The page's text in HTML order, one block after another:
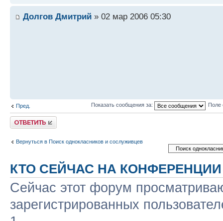
Долгов Дмитрий » 02 мар 2006 05:30
Пред. Показать сообщения за: Поле
Ответить
Вернуться в Поиск однокласников и сослуживцев
КТО СЕЙЧАС НА КОНФЕРЕНЦИИ
Сейчас этот форум
зарегистрированных